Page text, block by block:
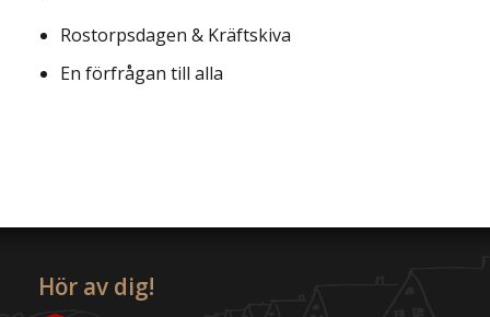
Rostorpsdagen & Kräftskiva
En förfrågan till alla
Hör av dig!